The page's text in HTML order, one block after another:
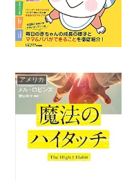
アメリカ